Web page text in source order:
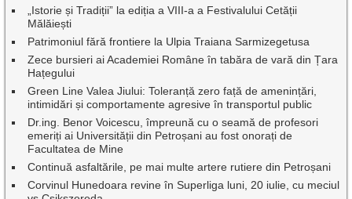
„Istorie și Tradiții” la ediția a VIII-a a Festivalului Cetății
Mălăiești
Patrimoniul fără frontiere la Ulpia Traiana Sarmizegetusa
Zece bursieri ai Academiei Române în tabăra de vară din Țara
Hațegului
Green Line Valea Jiului: Toleranță zero față de amenințări,
intimidări și comportamente agresive în transportul public
Dr.ing. Benor Voicescu, împreună cu o seamă de profesori
emeriți ai Universității din Petroșani au fost onorați de
Facultatea de Mine
Continuă asfaltările, pe mai multe artere rutiere din Petroșani
Corvinul Hunedoara revine în Superliga luni, 20 iulie, cu meciul